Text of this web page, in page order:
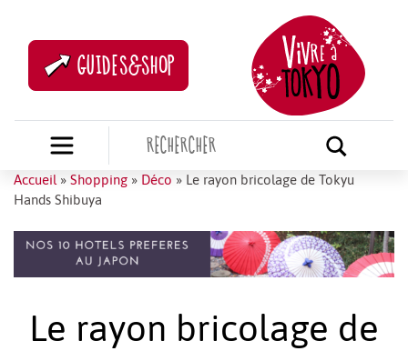
GUIDES&SHOP
Accueil » Shopping » Déco » Le rayon bricolage de Tokyu
Hands Shibuya
Le rayon bricolage de